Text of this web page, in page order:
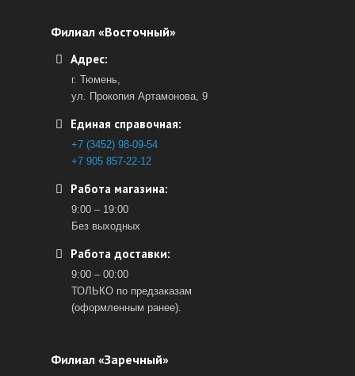
Филиал «Восточный»
Адрес:
г. Тюмень,
ул. Прокопия Артамонова, 9
Единая справочная:
+7 (3452) 98-09-54
+7 905 857-22-12
Работа магазина:
9:00 – 19:00
Без выходных
Работа доставки:
9:00 – 00:00
ТОЛЬКО по предзаказам
(оформленным ранее).
Филиал «Заречный»